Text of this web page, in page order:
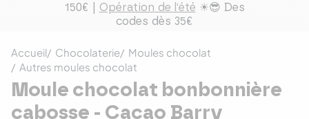
150€ | Opération de l'été ☀😎 Des
codes dès 35€
Accueil Chocolaterie
Moules chocolat
Autres moules chocolat
Moule chocolat bonbonnière
cabosse - Cacao Barry